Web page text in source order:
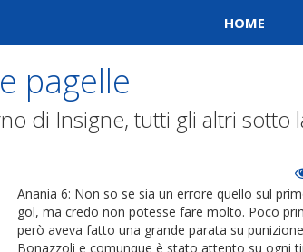
HOME
pagelle
di Insigne, tutti gli altri sotto
Anania 6: Non so se sia un errore quello sul
gol, ma credo non potesse fare molto. Poco
però aveva fatto una grande parata su
Bonazzoli e comunque è stato attento su ogni